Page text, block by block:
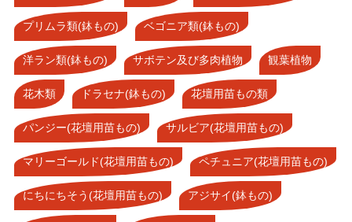
プリムラ類(鉢もの) ベゴニア類(鉢もの)
洋ラン類(鉢もの) サボテン及び多肉植物 観葉植物
花木類 ドラセナ(鉢もの) 花壇用苗もの類
パンジー(花壇用苗もの) サルビア(花壇用苗もの)
マリーゴールド(花壇用苗もの) ペチュニア(花壇用苗もの)
にちにちそう(花壇用苗もの) アジサイ(鉢もの)